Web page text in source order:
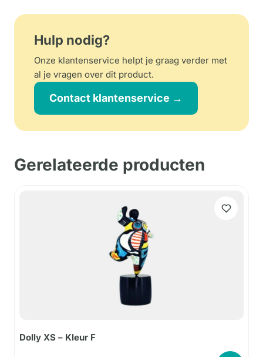
Hulp nodig?
Onze klantenservice helpt je graag verder met
al je vragen over dit product.
Contact klantenservice →
Gerelateerde producten
Dolly XS – Kleur F